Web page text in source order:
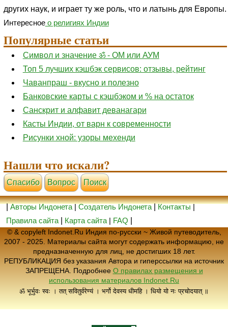
других наук, и играет ту же роль, что и латынь для Европы.
Интересноео религиях Индии
Популярные статьи
Символ и значение ॐ - ОМ или АУМ
Топ 5 лучших кэшбэк сервисов: отзывы, рейтинг
Чаванпраш - вкусно и полезно
Банковские карты с кэшбэком и % на остаток
Санскрит и алфавит деванагари
Касты Индии, от варн к современности
Рисунки хной: узоры мехенди
Нашли что искали?
Cпасибо Вопрос Поиск
|Авторы Индонета|Создатель Индонета|Контакты|
Правила сайта
Карта сайта | FAQ
© & copyleft Indonet.Ru Индия по-русски ~ Живой путеводитель,
2007 - 2025. Материалы сайта могут содержать информацию, не
предназначенную для лиц, не достигших 18 лет.
РЕПУБЛИКАЦИЯ без указания Автора и гиперссылки на источник
ЗАПРЕЩЕНА. Подробнее О правилах размещения и
использования материалов Indonet.Ru
ॐ भूर्भुवः स्वः । तत् सवितुर्वरेण्यं । भर्गो देवस्य धीमहि । धियो यो नः प्रचोदयात् ॥